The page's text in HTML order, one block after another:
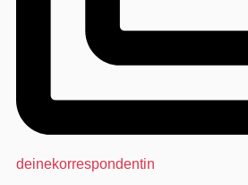
deinekorrespondentin